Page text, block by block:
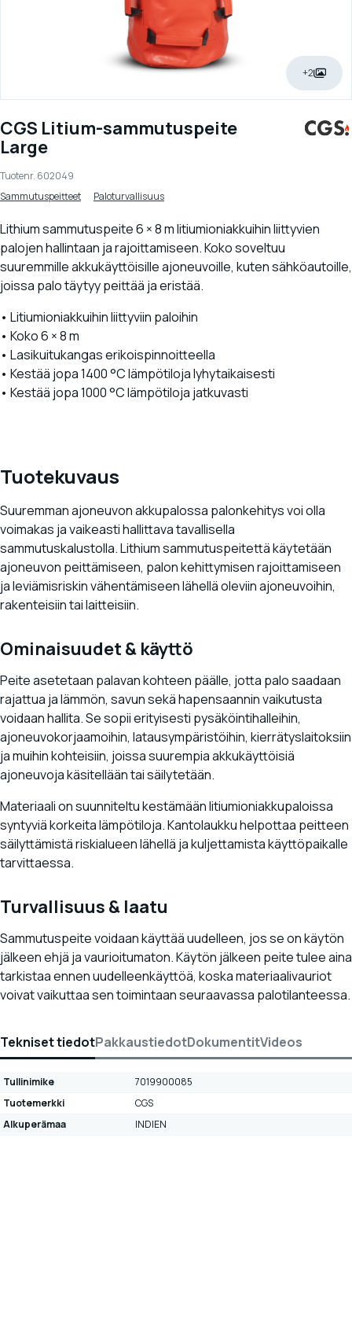
+2
CGS Litium-sammutuspeite
Large
Tuotenr. 602049
Sammutuspeitteet
Paloturvallisuus
Lithium sammutuspeite 6 × 8 m litiumioniakkuihin liittyvien
palojen hallintaan ja rajoittamiseen. Koko soveltuu
suuremmille akkukäyttöisille ajoneuvoille, kuten sähköautoille,
joissa palo täytyy peittää ja eristää.
• Litiumioniakkuihin liittyviin paloihin
• Koko 6 × 8 m
• Lasikuitukangas erikoispinnoitteella
• Kestää jopa 1400 °C lämpötiloja lyhytaikaisesti
• Kestää jopa 1000 °C lämpötiloja jatkuvasti
Tuotekuvaus
Suuremman ajoneuvon akkupalossa palonkehitys voi olla
voimakas ja vaikeasti hallittava tavallisella
sammutuskalustolla. Lithium sammutuspeitettä käytetään
ajoneuvon peittämiseen, palon kehittymisen rajoittamiseen
ja leviämisriskin vähentämiseen lähellä oleviin ajoneuvoihin,
rakenteisiin tai laitteisiin.
Ominaisuudet & käyttö
Peite asetetaan palavan kohteen päälle, jotta palo saadaan
rajattua ja lämmön, savun sekä hapensaannin vaikutusta
voidaan hallita. Se sopii erityisesti pysäköintihalleihin,
ajoneuvokorjaamoihin, latausympäristöihin, kierrätyslaitoksiin
ja muihin kohteisiin, joissa suurempia akkukäyttöisiä
ajoneuvoja käsitellään tai säilytetään.
Materiaali on suunniteltu kestämään litiumioniakkupaloissa
syntyviä korkeita lämpötiloja. Kantolaukku helpottaa peitteen
säilyttämistä riskialueen lähellä ja kuljettamista käyttöpaikalle
tarvittaessa.
Turvallisuus & laatu
Sammutuspeite voidaan käyttää uudelleen, jos se on käytön
jälkeen ehjä ja vaurioitumaton. Käytön jälkeen peite tulee aina
tarkistaa ennen uudelleenkäyttöä, koska materiaalivauriot
voivat vaikuttaa sen toimintaan seuraavassa palotilanteessa.
Tekniset tiedotPakkaustiedotDokumentitVideos
Tullinimike
7019900085
Tuotemerkki
CGS
Alkuperämaa
INDIEN